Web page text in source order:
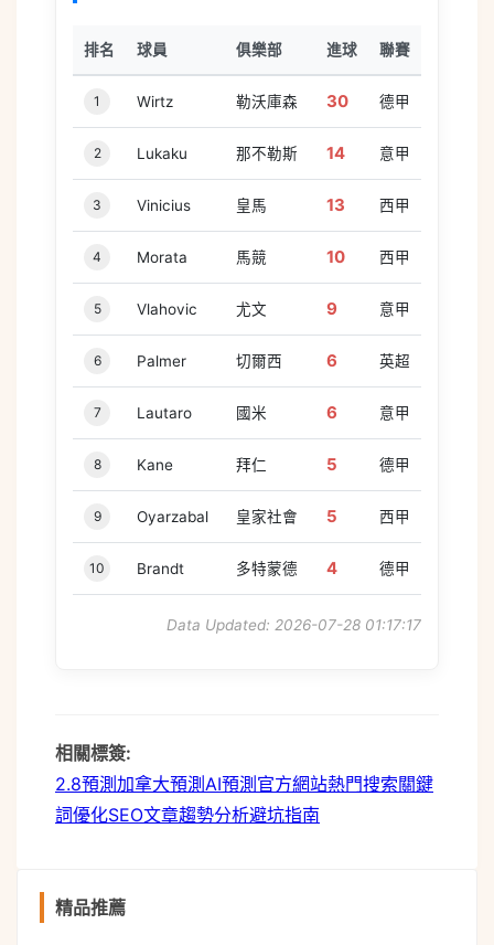
排名 球員 俱樂部 進球 聯賽
1 Wirtz 勒沃庫森 30 德甲
2 Lukaku 那不勒斯 14 意甲
3 Vinicius 皇馬 13 西甲
4 Morata 馬競 10 西甲
5 Vlahovic 尤文 9 意甲
6 Palmer 切爾西 6 英超
7 Lautaro 國米 6 意甲
8 Kane 拜仁 5 德甲
9 Oyarzabal 皇家社會 5 西甲
10 Brandt 多特蒙德 4 德甲
Data Updated: 2026-07-28 01:17:17
相關標簽:
2.8預測 加拿大預測 AI預測 官方網站熱門搜索關鍵
詞優化SEO文章趨勢分析避坑指南
精品推薦